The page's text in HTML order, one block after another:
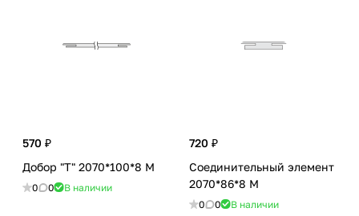
570 ₽
Добор "Т" 2070*100*8 M
0 0 В наличии
720 ₽
Соединительный элемент
2070*86*8 M
0 0 В наличии